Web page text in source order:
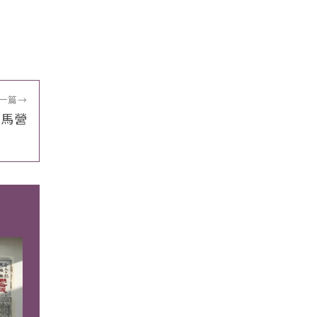
篇→
營